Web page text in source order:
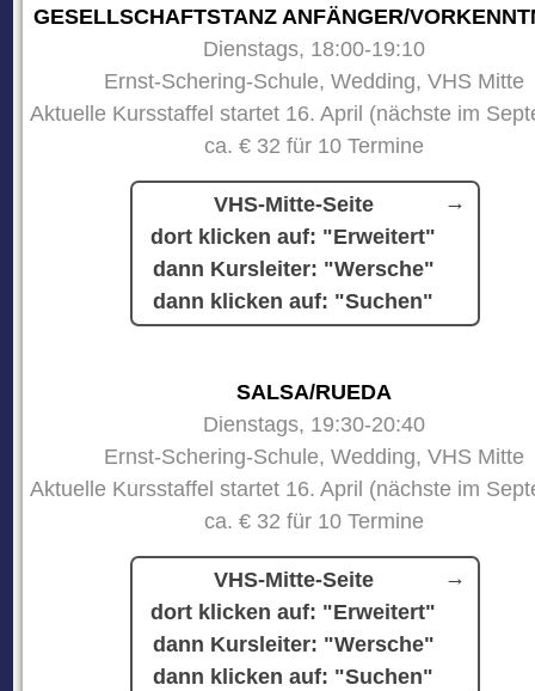
GESELLSCHAFTSTANZ ANFÄNGER/
Dienstags, 18:00-19:10
Ernst-Schering-Schule, Wedding, VHS Mitte
Aktuelle Kursstaffel startet 16. April (nächste im
ca. € 32 für 10 Termine
VHS-Mitte-Seite
dort klicken auf: "Erweitert"
dann Kursleiter: "Wersche"
dann klicken auf: "Suchen"
SALSA/RUEDA
Dienstags, 19:30-20:40
Ernst-Schering-Schule, Wedding, VHS Mitte
Aktuelle Kursstaffel startet 16. April (nächste im
ca. € 32 für 10 Termine
VHS-Mitte-Seite
dort klicken auf: "Erweitert"
dann Kursleiter: "Wersche"
dann klicken auf: "Suchen"